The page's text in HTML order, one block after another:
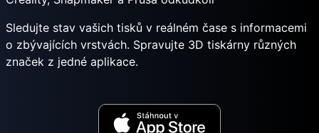
Sledujte stav vašich tisků v reálném čase s informacemi
o zbývajících vrstvách. Spravujte 3D tiskárny různých
značek z jedné aplikace.